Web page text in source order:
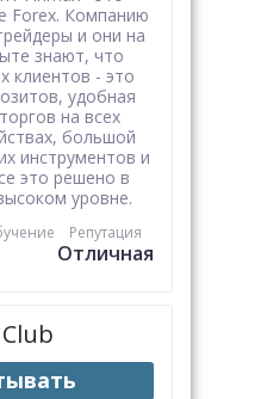
Forex. Компанию
и они на
знают, что
клиентов - это
удобная
на всех
большой
инструментов и
это решено в
уровне.
Репутация
Отличная